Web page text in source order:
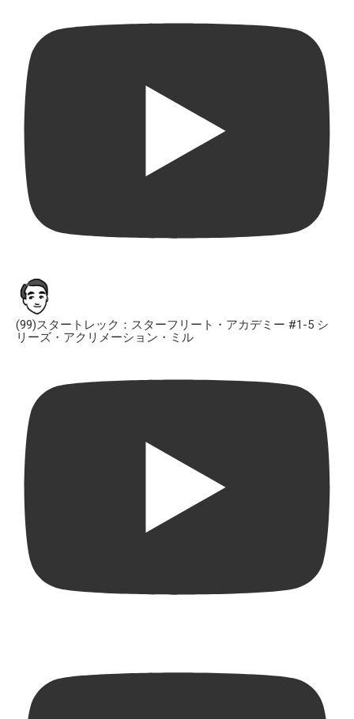
(99)スタートレック：スターフリート・アカデミー #1-5 シ
リーズ・アクリメーション・ミル